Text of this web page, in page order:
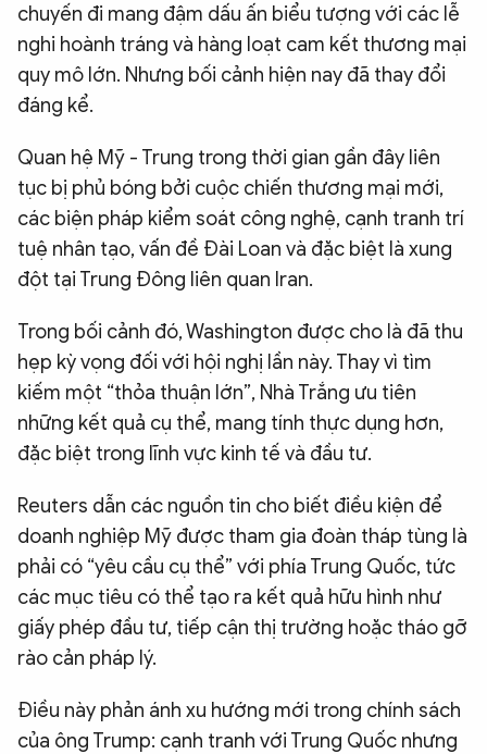
chuyến đi mang đậm dấu ấn biểu tượng với các lễ
nghi hoành tráng và hàng loạt cam kết thương mại
quy mô lớn. Nhưng bối cảnh hiện nay đã thay đổi
đáng kể.
Quan hệ Mỹ - Trung trong thời gian gần đây liên
tục bị phủ bóng bởi cuộc chiến thương mại mới,
các biện pháp kiểm soát công nghệ, cạnh tranh trí
tuệ nhân tạo, vấn đề Đài Loan và đặc biệt là xung
đột tại Trung Đông liên quan Iran.
Trong bối cảnh đó, Washington được cho là đã thu
hẹp kỳ vọng đối với hội nghị lần này. Thay vì tìm
kiếm một “thỏa thuận lớn”, Nhà Trắng ưu tiên
những kết quả cụ thể, mang tính thực dụng hơn,
đặc biệt trong lĩnh vực kinh tế và đầu tư.
Reuters dẫn các nguồn tin cho biết điều kiện để
doanh nghiệp Mỹ được tham gia đoàn tháp tùng là
phải có “yêu cầu cụ thể” với phía Trung Quốc, tức
các mục tiêu có thể tạo ra kết quả hữu hình như
giấy phép đầu tư, tiếp cận thị trường hoặc tháo gỡ
rào cản pháp lý.
Điều này phản ánh xu hướng mới trong chính sách
của ông Trump: cạnh tranh với Trung Quốc nhưng